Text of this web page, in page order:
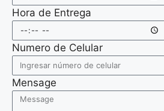
Hora de Entrega
Numero de Celular
Mensage